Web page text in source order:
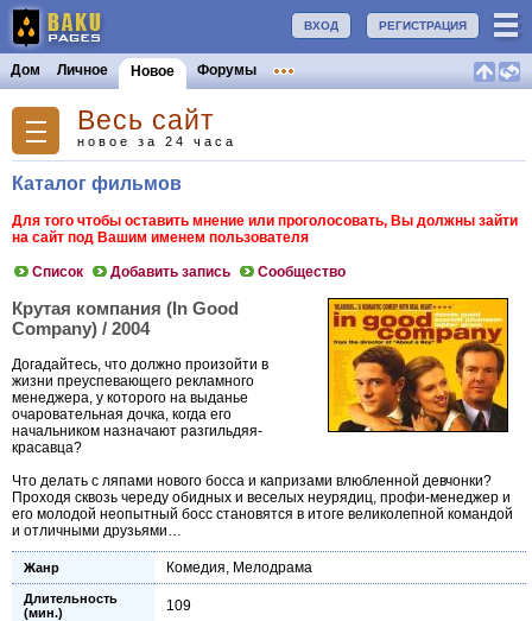
РЕГИСТРАЦИЯ
ВХОД
Дом Личное Новое Форумы
Весь сайт
новое за 24 часа
Каталог фильмов
Для того чтобы оставить мнение или проголосовать, Вы должны зайти
на сайт под Вашим именем пользователя
Список Добавить запись Сообщество
Крутая компания (In Good
Company) / 2004
Догадайтесь, что должно произойти в
жизни преуспевающего рекламного
менеджера, у которого на выданье
очаровательная дочка, когда его
начальником назначают разгильдяя-
красавца?
Что делать с ляпами нового босса и капризами влюбленной девчонки?
Проходя сквозь череду обидных и веселых неурядиц, профи-менеджер и
его молодой неопытный босс становятся в итоге великолепной командой
и отличными друзьями…
Жанр Комедия, Мелодрама
Длительность
(мин.)
109